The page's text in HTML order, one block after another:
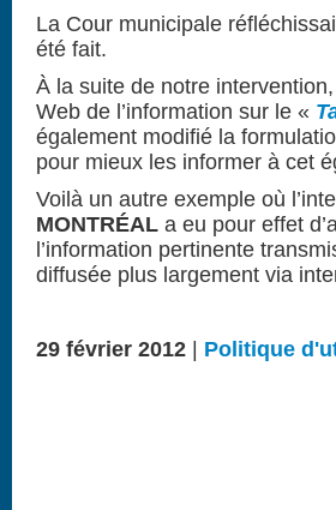
La Cour municipale
été fait.
À la suite de notre
Web de l’information sur le «
également modifié la
pour mieux les informer à cet
Voilà un autre exemple où
MONTRÉAL a eu pour effet
l’information pertinente
diffusée plus largement via
29 février 2012 Politique